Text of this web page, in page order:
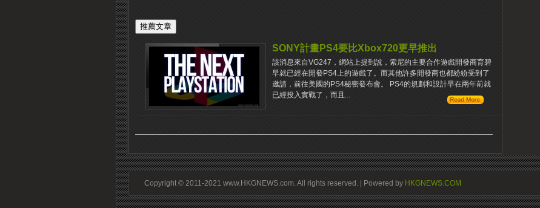
SONY計畫PS4要比Xbox720更早推出
該消息來自VG247，網站上提到說，索尼的主要合作遊戲開發商育碧
早就已經在開發PS4上的遊戲了。而其他許多開發商也都紛紛受到了
邀請，前往美國的PS4秘密發布會。 PS4的規劃和設計早在兩年前就
已經投入實戰了，而且...
Copyright © 2011-2021 www.HKGNEWS.com. All rights reserved. | Powered by HKGNEWS.COM